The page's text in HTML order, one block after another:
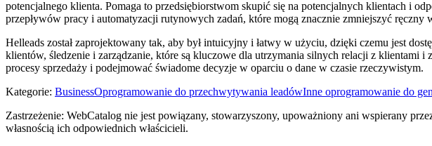
potencjalnego klienta. Pomaga to przedsiębiorstwom skupić się na potencjalnych klientach i
przepływów pracy i automatyzacji rutynowych zadań, które mogą znacznie zmniejszyć ręczny
Helleads został zaprojektowany tak, aby był intuicyjny i łatwy w użyciu, dzięki czemu jest
klientów, śledzenie i zarządzanie, które są kluczowe dla utrzymania silnych relacji z klientami
procesy sprzedaży i podejmować świadome decyzje w oparciu o dane w czasie rzeczywistym.
Kategorie: BusinessOprogramowanie do przechwytywania leadówInne oprogramowanie do
Zastrzeżenie: WebCatalog nie jest powiązany, stowarzyszony, upoważniony ani wspierany
własnością ich odpowiednich właścicieli.